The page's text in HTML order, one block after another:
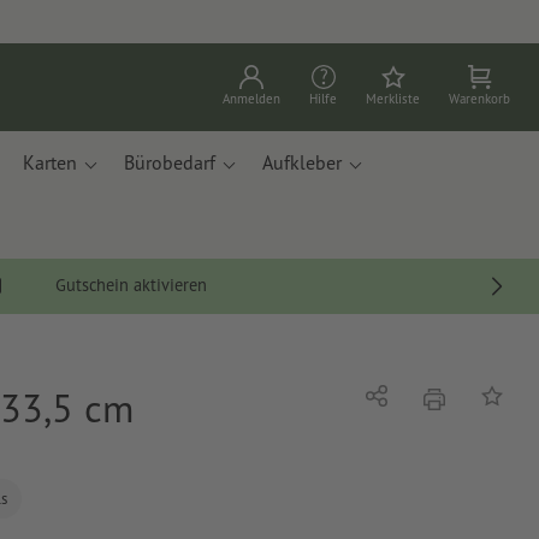
Anmelden Hilfe Merkliste Warenkorb
Karten Bürobedarf Aufkleber
Gutschein aktivieren
cm Teilen DruckenAuf